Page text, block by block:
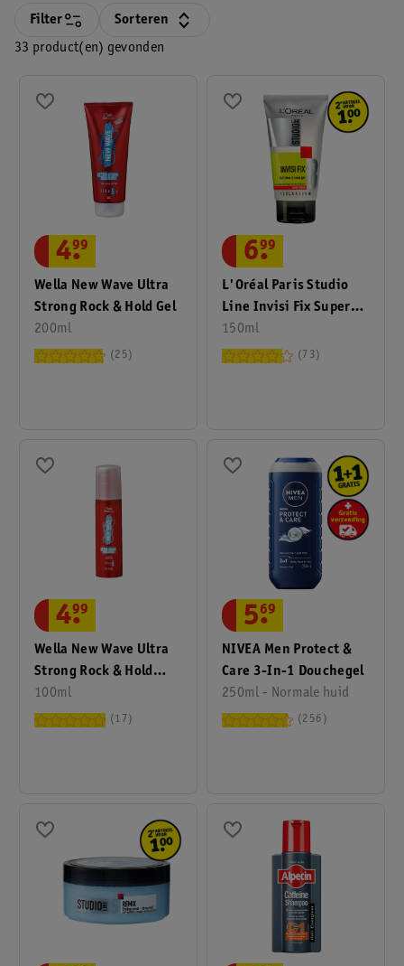
33 product(en) gevonden
Filter Sorteren
Wella New Wave Ultra
Strong Rock & Hold Gel
200ml
4.
99
25
L'Oréal Paris Studio
Line Invisi Fix Super
Strong 24H Clear &
Clean Haargel
150ml
6.
99
73
Wella New Wave Ultra
Strong Rock & Hold
Haargel Styler
100ml
4.
99
17
NIVEA Men Protect &
Care 3-In-1 Douchegel
250ml - Normale huid
5.
69
256